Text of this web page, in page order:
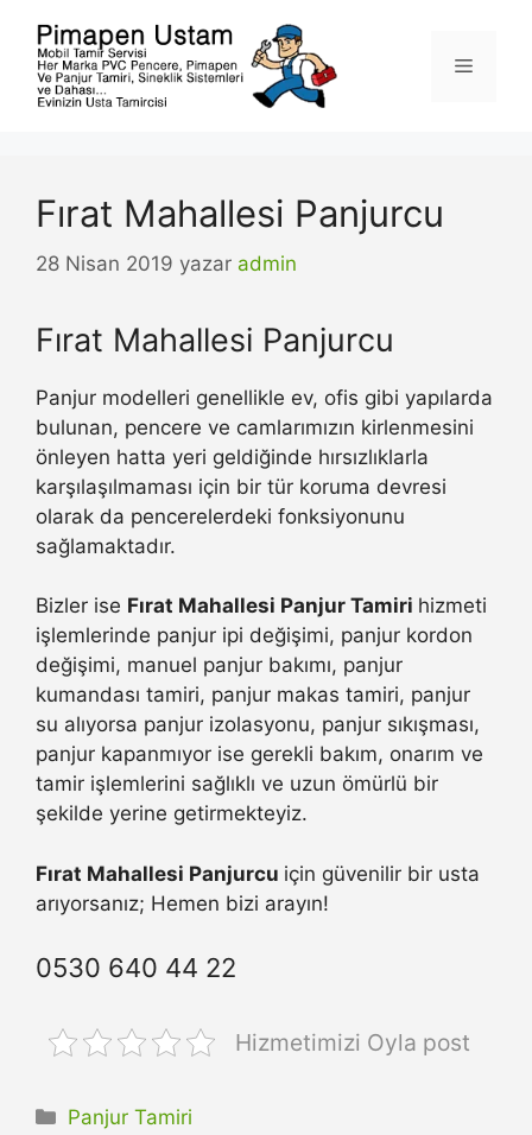
Menü
Fırat Mahallesi Panjurcu
28 Nisan 2019 yazar admin
Fırat Mahallesi Panjurcu
Panjur modelleri genellikle ev, ofis gibi yapılarda
bulunan, pencere ve camlarımızın kirlenmesini
önleyen hatta yeri geldiğinde hırsızlıklarla
karşılaşılmaması için bir tür koruma devresi
olarak da pencerelerdeki fonksiyonunu
sağlamaktadır.
Bizler ise Fırat Mahallesi Panjur Tamiri hizmeti
işlemlerinde panjur ipi değişimi, panjur kordon
değişimi, manuel panjur bakımı, panjur
kumandası tamiri, panjur makas tamiri, panjur
su alıyorsa panjur izolasyonu, panjur sıkışması,
panjur kapanmıyor ise gerekli bakım, onarım ve
tamir işlemlerini sağlıklı ve uzun ömürlü bir
şekilde yerine getirmekteyiz.
Fırat Mahallesi Panjurcu için güvenilir bir usta
arıyorsanız; Hemen bizi arayın!
0530 640 44 22
Hizmetimizi Oyla post
Kategoriler
Panjur Tamiri